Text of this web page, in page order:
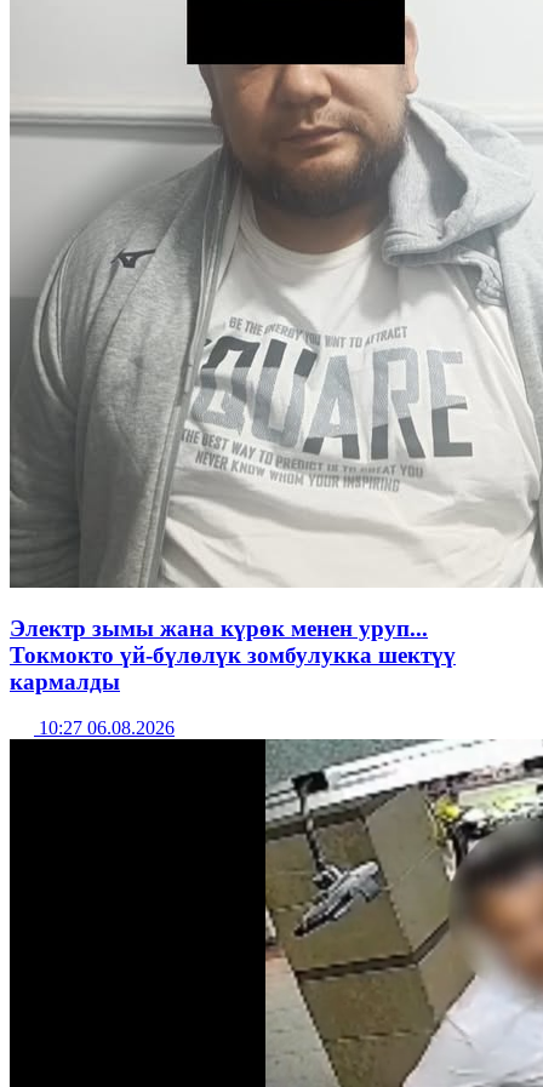
Электр зымы жана күрөк менен уруп...
Токмокто үй-бүлөлүк зомбулукка шектүү
кармалды
10:27 06.08.2026